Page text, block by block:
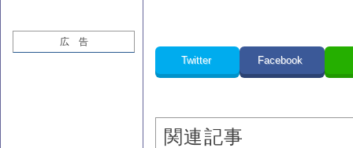
広 告
Twitter Facebook
関連記事